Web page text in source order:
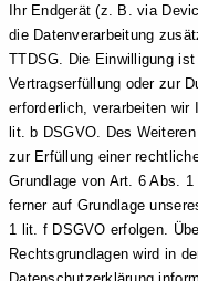
Ihr Endgerät (z. B. via
die Datenverarbeitung
TTDSG. Die Einwilligung
Vertragserfüllung oder zur
erforderlich, verarbeiten wir
lit. b DSGVO. Des
zur Erfüllung einer
Grundlage von Art. 6 Abs.
ferner auf Grundlage
1 lit. f DSGVO erfolgen.
Rechtsgrundlagen wird in